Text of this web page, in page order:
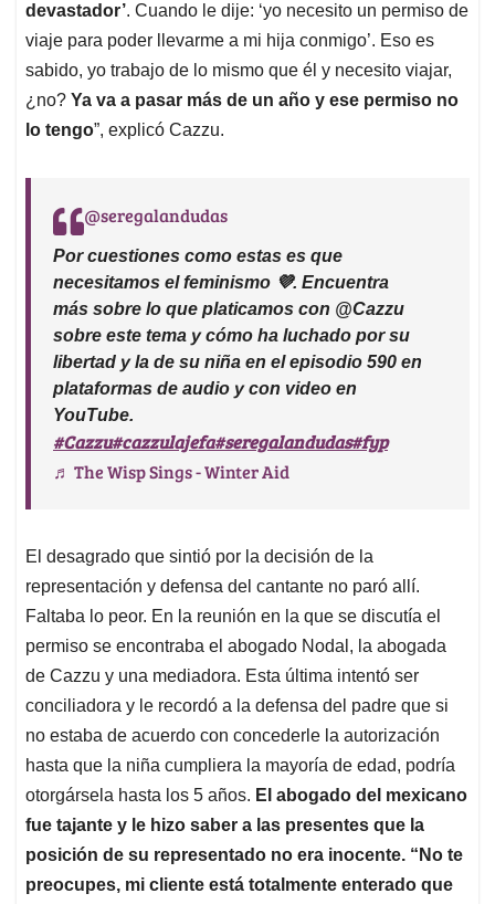
devastador’. Cuando le dije: ‘yo necesito un permiso de
viaje para poder llevarme a mi hija conmigo’. Eso es
sabido, yo trabajo de lo mismo que él y necesito viajar,
¿no? Ya va a pasar más de un año y ese permiso no
lo tengo”, explicó Cazzu.
@seregalandudas
Por cuestiones como estas es que
necesitamos el feminismo 💜. Encuentra
más sobre lo que platicamos con @Cazzu
sobre este tema y cómo ha luchado por su
libertad y la de su niña en el episodio 590 en
plataformas de audio y con video en
YouTube.
#Cazzu#cazzulajefa#seregalandudas#fyp
♬ The Wisp Sings - Winter Aid
El desagrado que sintió por la decisión de la
representación y defensa del cantante no paró allí.
Faltaba lo peor. En la reunión en la que se discutía el
permiso se encontraba el abogado Nodal, la abogada
de Cazzu y una mediadora. Esta última intentó ser
conciliadora y le recordó a la defensa del padre que si
no estaba de acuerdo con concederle la autorización
hasta que la niña cumpliera la mayoría de edad, podría
otorgársela hasta los 5 años. El abogado del mexicano
fue tajante y le hizo saber a las presentes que la
posición de su representado no era inocente. “No te
preocupes, mi cliente está totalmente enterado que